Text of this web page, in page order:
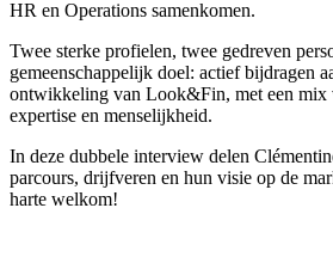
HR en Operations samenkomen.
Twee sterke profielen, twee gedreven
gemeenschappelijk doel: actief bijdragen
ontwikkeling van Look&Fin, met een mix
expertise en menselijkheid.
In deze dubbele interview delen
parcours, drijfveren en hun visie op de
harte welkom!